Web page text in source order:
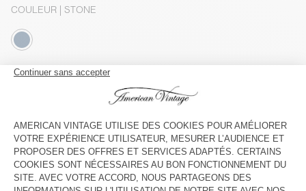
COULEUR | STONE
GUIDE DES TAILLES
Livraison estiméeentre le mercredi 12 août et le vendredi 14
août